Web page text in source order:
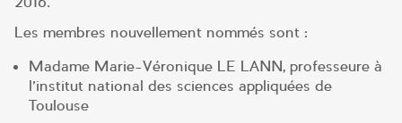
Les membres nouvellement nommés sont :
Madame Marie-Véronique LE LANN, professeure à
l’institut national des sciences appliquées de
Toulouse